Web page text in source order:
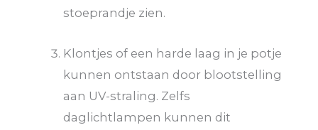
stoeprandje zien.
Klontjes of een harde laag in je potje
kunnen ontstaan door blootstelling
aan UV-straling. Zelfs
daglichtlampen kunnen dit